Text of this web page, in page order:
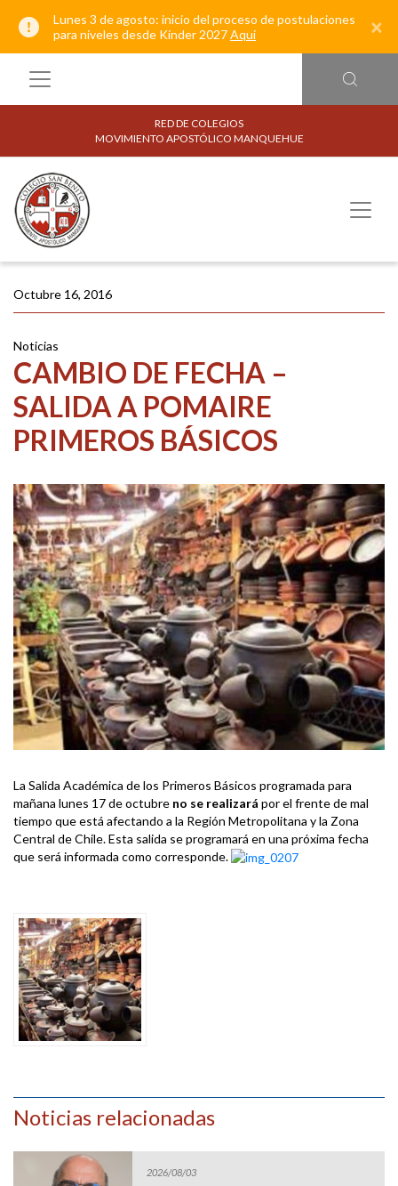
Lunes 3 de agosto: inicio del proceso de postulaciones
para niveles desde Kínder 2027Aquí ×
RED DE COLEGIOS
MOVIMIENTO APOSTÓLICO MANQUEHUE
Octubre 16, 2016
Noticias
CAMBIO DE FECHA –
SALIDA A POMAIRE
PRIMEROS BÁSICOS
La Salida Académica de los Primeros Básicos programada para
mañana lunes 17 de octubre no se realizará por el frente de mal
tiempo que está afectando a la Región Metropolitana y la Zona
Central de Chile. Esta salida se programará en una próxima fecha
que será informada como corresponde.
Noticias relacionadas
2026/08/03